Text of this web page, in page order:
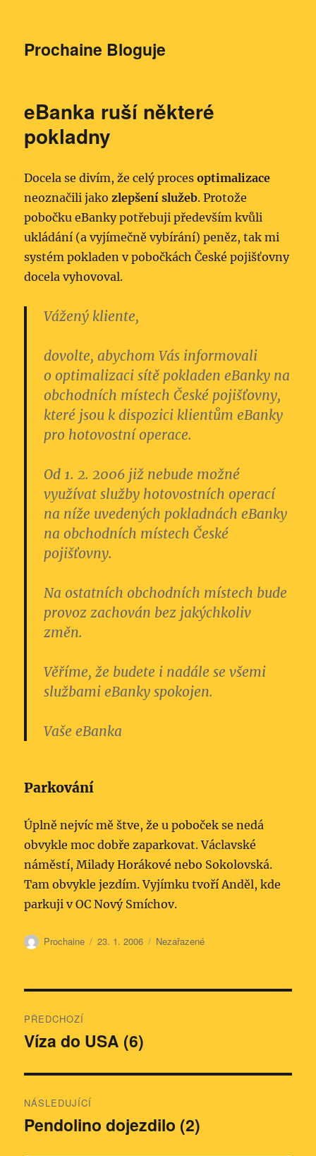
Prochaine Bloguje
eBanka ruší některé
pokladny
Docela se divím, že celý procesoptimalizace
neoznačili jakozlepšení služeb. Protože
pobočku eBanky potřebuji především kvůli
ukládání (a vyjímečně vybírání) peněz, tak mi
systém pokladen v pobočkách České pojišťovny
docela vyhovoval.
Vážený kliente,
dovolte, abychom Vás informovali
o optimalizaci sítě pokladen eBanky na
obchodních místech České pojišťovny,
které jsou k dispozici klientům eBanky
pro hotovostní operace.
Od 1. 2. 2006 již nebude možné
využívat služby hotovostních operací
na níže uvedených pokladnách eBanky
na obchodních místech České
pojišťovny.
Na ostatních obchodních místech bude
provoz zachován bez jakýchkoliv
změn.
Věříme, že budete i nadále se všemi
službami eBanky spokojen.
Vaše eBanka
Parkování
Úplně nejvíc mě štve, že u poboček se nedá
obvykle moc dobře zaparkovat. Václavské
náměstí, Milady Horákové nebo Sokolovská.
Tam obvykle jezdím. Vyjímku tvoří Anděl, kde
parkuji v OC Nový Smíchov.
Autor:
Prochaine Publikováno:
23. 1. 2006 Rubriky:
Nezařazené
pro
PŘEDCHOZÍ
Předchozí
Víza do USA (6)
NÁSLEDUJÍCÍ
Následující
Pendolino dojezdilo (2)